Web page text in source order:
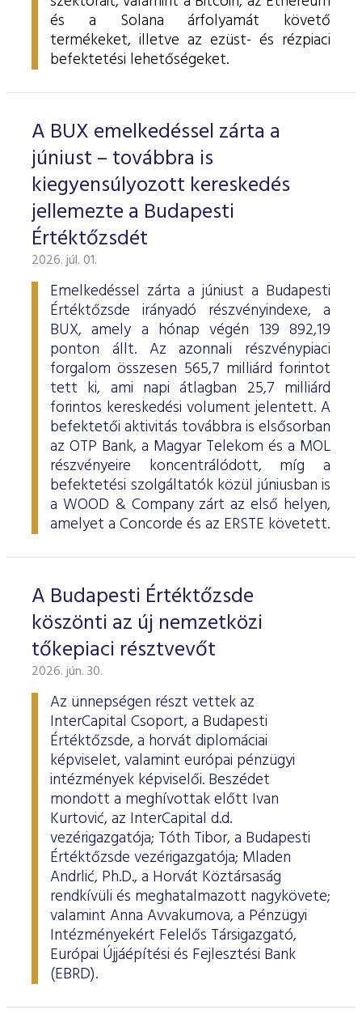
és a Solana árfolyamát követő
termékeket, illetve az ezüst- és rézpiaci
befektetési lehetőségeket.
A BUX emelkedéssel zárta a
júniust – továbbra is
kiegyensúlyozott kereskedés
jellemezte a Budapesti
Értéktőzsdét
2026. júl. 01.
Emelkedéssel zárta a júniust a Budapesti
Értéktőzsde irányadó részvényindexe, a
BUX, amely a hónap végén 139 892,19
ponton állt. Az azonnali részvénypiaci
forgalom összesen 565,7 milliárd forintot
tett ki, ami napi átlagban 25,7 milliárd
forintos kereskedési volument jelentett. A
befektetői aktivitás továbbra is elsősorban
az OTP Bank, a Magyar Telekom és a MOL
részvényeire koncentrálódott, míg a
befektetési szolgáltatók közül júniusban is
a WOOD & Company zárt az első helyen,
amelyet a Concorde és az ERSTE követett.
A Budapesti Értéktőzsde
köszönti az új nemzetközi
tőkepiaci résztvevőt
2026. jún. 30.
Az ünnepségen részt vettek az
InterCapital Csoport, a Budapesti
Értéktőzsde, a horvát diplomáciai
képviselet, valamint európai pénzügyi
intézmények képviselői. Beszédet
mondott a meghívottak előtt Ivan
Kurtović, az InterCapital d.d.
vezérigazgatója; Tóth Tibor, a Budapesti
Értéktőzsde vezérigazgatója; Mladen
Andrlić, Ph.D., a Horvát Köztársaság
rendkívüli és meghatalmazott nagykövete;
valamint Anna Avvakumova, a Pénzügyi
Intézményekért Felelős Társigazgató,
Európai Újjáépítési és Fejlesztési Bank
(EBRD).